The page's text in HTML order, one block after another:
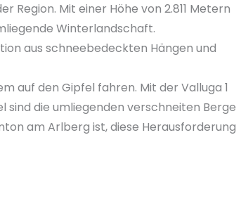
Mit einer Höhe von 2.811 Metern
Winterlandschaft.
aus schneebedeckten Hängen und
auf den Gipfel fahren. Mit der Valluga 1
sind die umliegenden verschneiten Berge
am Arlberg ist, diese Herausforderung